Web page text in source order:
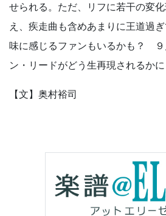
せられる。ただ、リフに若干の変
え、疾走曲も含めあまりに王道過
味に感じるファンもいるかも？ ９
ン・リードがどう生再現されるかに
【文】奥村裕司